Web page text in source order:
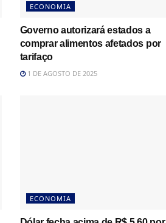
ECONOMIA
Governo autorizará estados a
comprar alimentos afetados por
tarifaço
1 DE AGOSTO DE 2025
ECONOMIA